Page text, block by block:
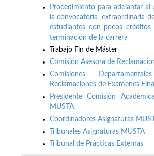
Procedimiento para adelantar al
la convocatoria extraordinaria
estudiantes con pocos créditos
terminación de la carrera
Trabajo Fin de Máster
Comisión Asesora de
Comisiones
Reclamaciones de Exámenes
Presidente Comisión
MUSTA
Coordinadores Asignaturas
Tribunales Asignaturas MUSTA
Tribunal de Prácticas Externas